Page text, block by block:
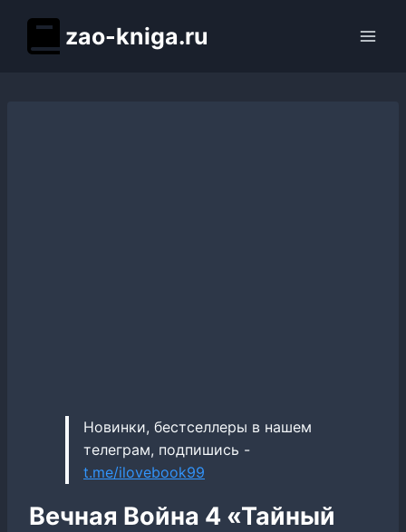
содержимому
zao-kniga.ru
Новинки, бестселлеры в нашем
телеграм, подпишись -
t.me/ilovebook99
Вечная Война 4 «Тайный